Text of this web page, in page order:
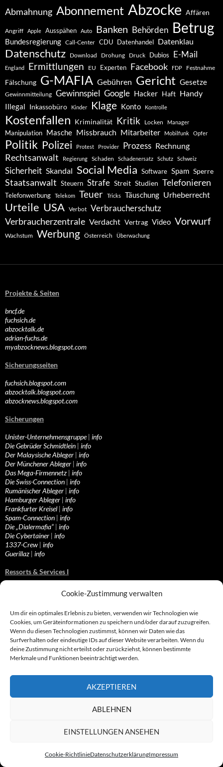
Cookie-Zustimmung verwalten
Um dir ein optimales Erlebnis zu bieten, verwenden wir Technologien wie
Cookies, um Geräteinformationen zu speichern und/oder darauf zuzugreifen.
Wenn du diesen Technologien zustimmst, können wir Daten wie das
Surfverhalten oder eindeutige IDs auf dieser Website verarbeiten. Wenn du
deine Zustimmung nicht erteilst oder zurückziehst, können bestimmte
Merkmale und Funktionen beeinträchtigt werden.
AKZEPTIEREN
ABLEHNEN
EINSTELLUNGEN ANSEHEN
Cookie-RichtlinieDatenschutzerklärungImpressum
Abmahnung Abonnement Abzocke Affären
Angriff Apple Ausspähen Auto Banken Behörden Betrug
Bundesregierung Call-Center CDU Datenhandel Datenklau
Datenschutz Download Drohung Druck Dubios E-Mail
England Ermittlungen EU Experten Facebook FDP Festnahme
Fälschung G-MAFIA Gebühren Gericht Gesetze
Gewinnmitteilung Gewinnspiel Google Hacker Haft Handy
Illegal Inkassobüro Kinder Klage Konto Kontrolle
Kostenfallen Kriminalität Kritik Locken Manager
Manipulation Masche Missbrauch Mitarbeiter Mobilfunk Opfer
Politik Polizei Protest Provider Prozess Rechnung
Rechtsanwalt Regierung Schaden Schadenersatz Schutz Schweiz
Sicherheit Skandal Social Media Software Spam Sperre
Staatsanwalt Steuern Strafe Streit Studien Telefonieren
Telefonwerbung Telekom Teuer Tricks Täuschung Urheberrecht
Urteile USA Verbot Verbraucherschutz
Verbraucherzentrale Verdacht Vertrag Video Vorwurf
Wachstum Werbung Österreich Überwachung
Projekte & Seiten
bncf.de
fuchsich.de
abzocktalk.de
adrian-fuchs.de
myabzocknews.blogspot.com
Sicherungsseiten
fuchsich.blogspot.com
abzocktalk.blogspot.com
abzocknews.blogspot.com
Sicherungen
Unister-Unternehmensgruppe| info
Die Gebrüder Schmidtlein | info
Der Malaysische Ableger | info
Der Münchener Ableger | info
Das Mega-Firmennetz | info
Die Swiss-Connection | info
Rumänischer Ableger | info
Hamburger Ableger | info
Frankfurter Kreisel | info
Spam-Connection | info
Die „Dialermafia“ | info
Die Cybertainer | info
1337-Crew | info
Guerillaz | info
Ressorts & Services I
Rund um die Abzocknews
Stellungnahmen
Ressorts & Services II
Anwaltsverzeichnis
Referenzen / Presse